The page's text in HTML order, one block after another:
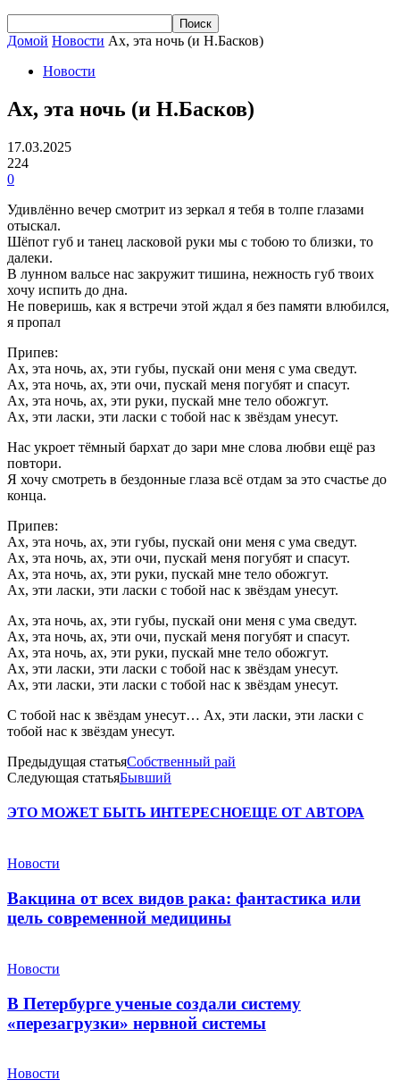
Домой Новости Ах, эта ночь (и Н.Басков)
Новости
Ах, эта ночь (и Н.Басков)
17.03.2025
224
0
Удивлённо вечер смотрит из зеркал я тебя в толпе глазами
отыскал.
Шёпот губ и танец ласковой руки мы с тобою то близки, то
далеки.
В лунном вальсе нас закружит тишина, нежность губ твоих
хочу испить до дна.
Не поверишь, как я встречи этой ждал я без памяти влюбился,
я пропал
Припев:
Ах, эта ночь, ах, эти губы, пускай они меня с ума сведут.
Ах, эта ночь, ах, эти очи, пускай меня погубят и спасут.
Ах, эта ночь, ах, эти руки, пускай мне тело обожгут.
Ах, эти ласки, эти ласки с тобой нас к звёздам унесут.
Нас укроет тёмный бархат до зари мне слова любви ещё раз
повтори.
Я хочу смотреть в бездонные глаза всё отдам за это счастье до
конца.
Припев:
Ах, эта ночь, ах, эти губы, пускай они меня с ума сведут.
Ах, эта ночь, ах, эти очи, пускай меня погубят и спасут.
Ах, эта ночь, ах, эти руки, пускай мне тело обожгут.
Ах, эти ласки, эти ласки с тобой нас к звёздам унесут.
Ах, эта ночь, ах, эти губы, пускай они меня с ума сведут.
Ах, эта ночь, ах, эти очи, пускай меня погубят и спасут.
Ах, эта ночь, ах, эти руки, пускай мне тело обожгут.
Ах, эти ласки, эти ласки с тобой нас к звёздам унесут.
Ах, эти ласки, эти ласки с тобой нас к звёздам унесут.
С тобой нас к звёздам унесут… Ах, эти ласки, эти ласки с
тобой нас к звёздам унесут.
Предыдущая статьяСобственный рай
Следующая статьяБывший
ЭТО МОЖЕТ БЫТЬ ИНТЕРЕСНОЕЩЕ ОТ АВТОРА
Новости
Вакцина от всех видов рака: фантастика или
цель современной медицины
Новости
В Петербурге ученые создали систему
«перезагрузки» нервной системы
Новости